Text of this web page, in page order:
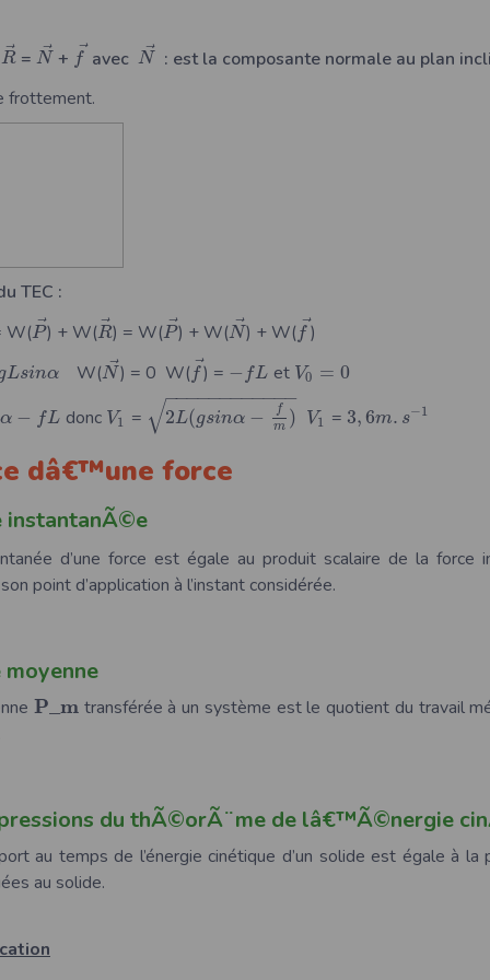
R⃗ =N⃗+ f ⃗avecN⃗ : est la composante normale au plan
frottement.
TEC :
W(P⃗) + W(R⃗) = W(P⃗) + W(N⃗) + W(f ⃗)
Lsinα W(N⃗) = 0 W(f ⃗) = − fL et V0 = 0
α − fL donc V1 = 2L(gsinα −
f
m )
− −
−−−−−−−−−−
√ V1 = 3, 6m. s−1
dâ€™une force
instantanÃ©e
d’une force est égale au produit scalaire de la force
point d’application à l’instant considérée.
P _mtransférée à un système est le quotient du travail
du thÃ©orÃ¨me de lâ€™Ã©nergie
au temps de l’énergie cinétique d’un solide est égale à la
au solide.